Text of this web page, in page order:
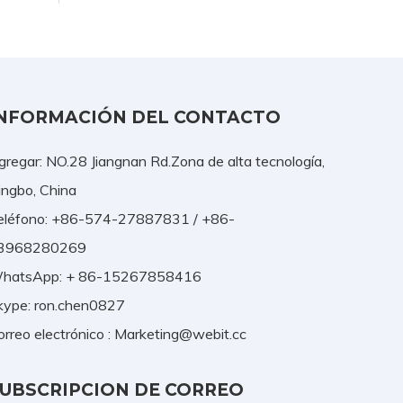
DEL CONTACTO
NO.28 Jiangnan Rd.Zona de alta tecnología,
China
+86-574-27887831 / +86-
+ 86-15267858416
ron.chen0827
electrónico : Marketing@webit.cc
DE CORREO